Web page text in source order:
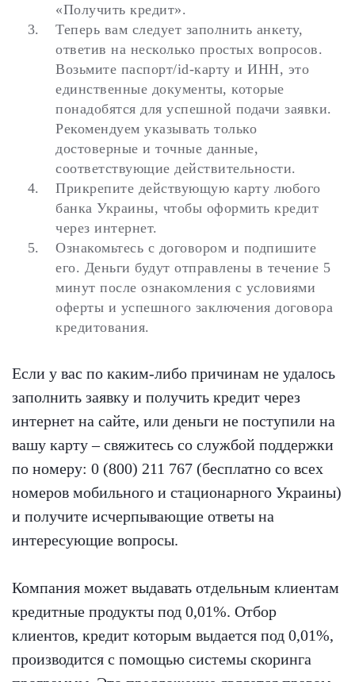
«Получить кредит».
Теперь вам следует заполнить анкету,
ответив на несколько простых вопросов.
Возьмите паспорт/id-карту и ИНН, это
единственные документы, которые
понадобятся для успешной подачи заявки.
Рекомендуем указывать только
достоверные и точные данные,
соответствующие действительности.
Прикрепите действующую карту любого
банка Украины, чтобы оформить кредит
через интернет.
Ознакомьтесь с договором и подпишите
его. Деньги будут отправлены в течение 5
минут после ознакомления с условиями
оферты и успешного заключения договора
кредитования.
Если у вас по каким-либо причинам не удалось
заполнить заявку и получить кредит через
интернет на сайте, или деньги не поступили на
вашу карту – свяжитесь со службой поддержки
по номеру: 0 (800) 211 767 (бесплатно со всех
номеров мобильного и стационарного Украины)
и получите исчерпывающие ответы на
интересующие вопросы.
Компания может выдавать отдельным клиентам
кредитные продукты под 0,01%. Отбор
клиентов, кредит которым выдается под 0,01%,
производится с помощью системы скоринга